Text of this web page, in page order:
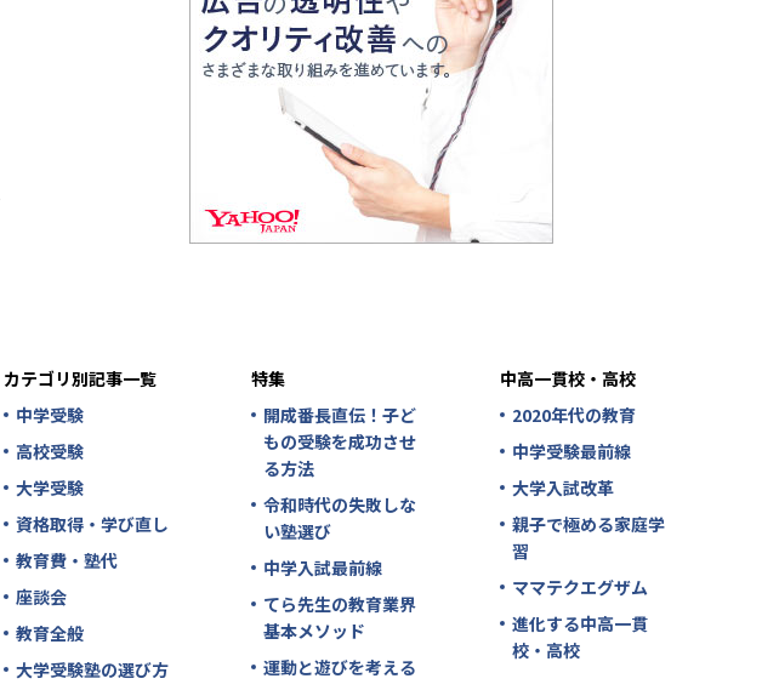
カテゴリ別記事一覧
中学受験
高校受験
大学受験
資格取得・学び直し
教育費・塾代
座談会
教育全般
大学受験塾の選び方
特集
開成番長直伝！子ど
もの受験を成功させ
る方法
令和時代の失敗しな
い塾選び
中学入試最前線
てら先生の教育業界
基本メソッド
運動と遊びを考える
中高一貫校・高校
2020年代の教育
中学受験最前線
大学入試改革
親子で極める家庭学
習
ママテクエグザム
進化する中高一貫
校・高校